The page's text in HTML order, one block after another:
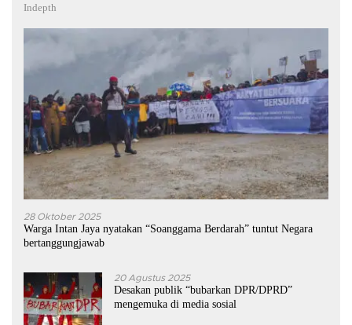
Indepth
28 Oktober 2025
Warga Intan Jaya nyatakan “Soanggama Berdarah” tuntut Negara
bertanggungjawab
20 Agustus 2025
Desakan publik “bubarkan DPR/DPRD”
mengemuka di media sosial